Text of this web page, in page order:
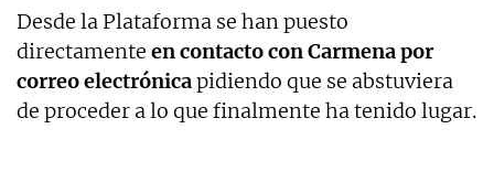
Desde la Plataforma se han puesto
directamente en contacto con Carmena por
correo electrónicapidiendo que se abstuviera
de proceder a lo que finalmente ha tenido lugar.